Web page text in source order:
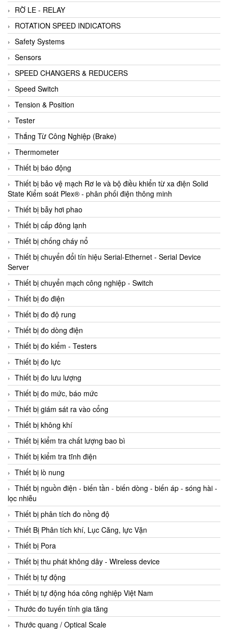
RỜ LE - RELAY
ROTATION SPEED INDICATORS
Safety Systems
Sensors
SPEED CHANGERS & REDUCERS
Speed Switch
Tension & Position
Tester
Thắng Từ Công Nghiệp (Brake)
Thermometer
Thiết bị báo động
Thiết bị bảo vệ mạch Rơ le và bộ điều khiển từ xa điện Solid
State Kiểm soát Plex® - phân phối điện thông minh
Thiết bị bẫy hơi phao
Thiết bị cấp đông lạnh
Thiết bị chống cháy nổ
Thiết bị chuyển đổi tín hiệu Serial-Ethernet - Serial Device
Server
Thiết bị chuyển mạch công nghiệp - Switch
Thiết bị đo điện
Thiết bị đo độ rung
Thiết bị đo dòng điện
Thiết bị đo kiểm - Testers
Thiết bị đo lực
Thiết bị đo lưu lượng
Thiết bị đo mức, báo mức
Thiết bị giám sát ra vào cổng
Thiết bị không khí
Thiết bị kiểm tra chất lượng bao bì
Thiết bị kiểm tra tĩnh điện
Thiết bị lò nung
Thiết bị nguồn điện - biến tần - biến dòng - biến áp - sóng hài -
lọc nhiễu
Thiết bị phân tích đo nồng độ
Thiết Bị Phân tích khí, Lục Căng, lực Vặn
Thiết bị Pora
Thiết bị thu phát không dây - Wireless device
Thiết bị tự động
Thiết bị tự động hóa công nghiệp Việt Nam
Thước đo tuyến tính gia tăng
Thước quang / Optical Scale